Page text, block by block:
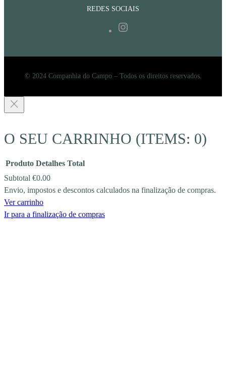
REDES SOCIAIS
© 2024 Companhia do Campo – Todos os direitos reservados.
O SEU CARRINHO (ITEMS: 0)
PRODUCTS
IN
Produto Detalhes Total
Subtotal €0.00
Envio, impostos e descontos calculados na finalização de compras.
Ver carrinho
Ir para a finalização de compras